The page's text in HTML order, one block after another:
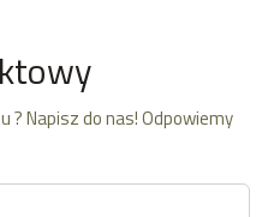
Napisz do nas! Odpowiemy